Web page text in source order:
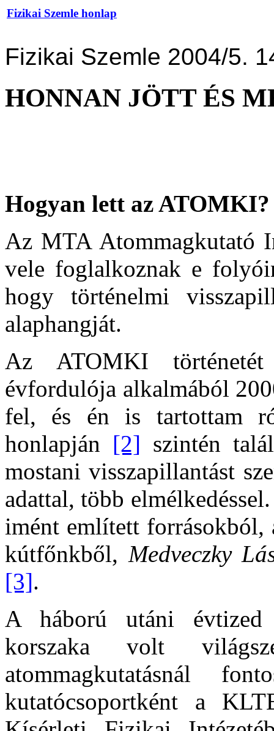
Fizikai Szemle honlap
Fizikai Szemle 2004/5.
HONNAN JÖTT ÉS
Hogyan lett az ATOMKI?
Az MTA Atommagkutató
vele foglalkoznak e
hogy történelmi
alaphangját.
Az ATOMKI
évfordulója alkalmából
fel, és én is tartottam
honlapján [2] szintén
mostani visszapillantást
adattal, több
imént említett forrásokból,
kútfőnkből, Medveczky
[3].
A háború utáni évtized
korszaka volt
atommagkutatásnál
kutatócsoportként a